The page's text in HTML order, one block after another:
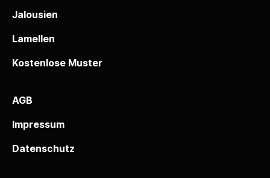
Jalousien
Lamellen
Kostenlose Muster
AGB
Impressum
Datenschutz